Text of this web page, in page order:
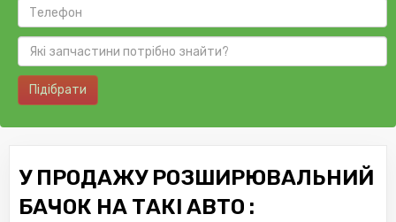
Підібрати
У ПРОДАЖУ РОЗШИРЮВАЛЬНИЙ
БАЧОК НА ТАКІ АВТО :